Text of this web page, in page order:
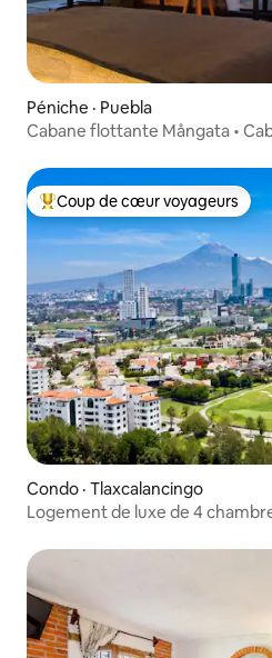
Péniche · Puebla
Cabane
Coup de cœur voyageurs parmi
Coup de cœur voyageurs
Condo · Tlaxcalancingo
Logement de luxe de 4